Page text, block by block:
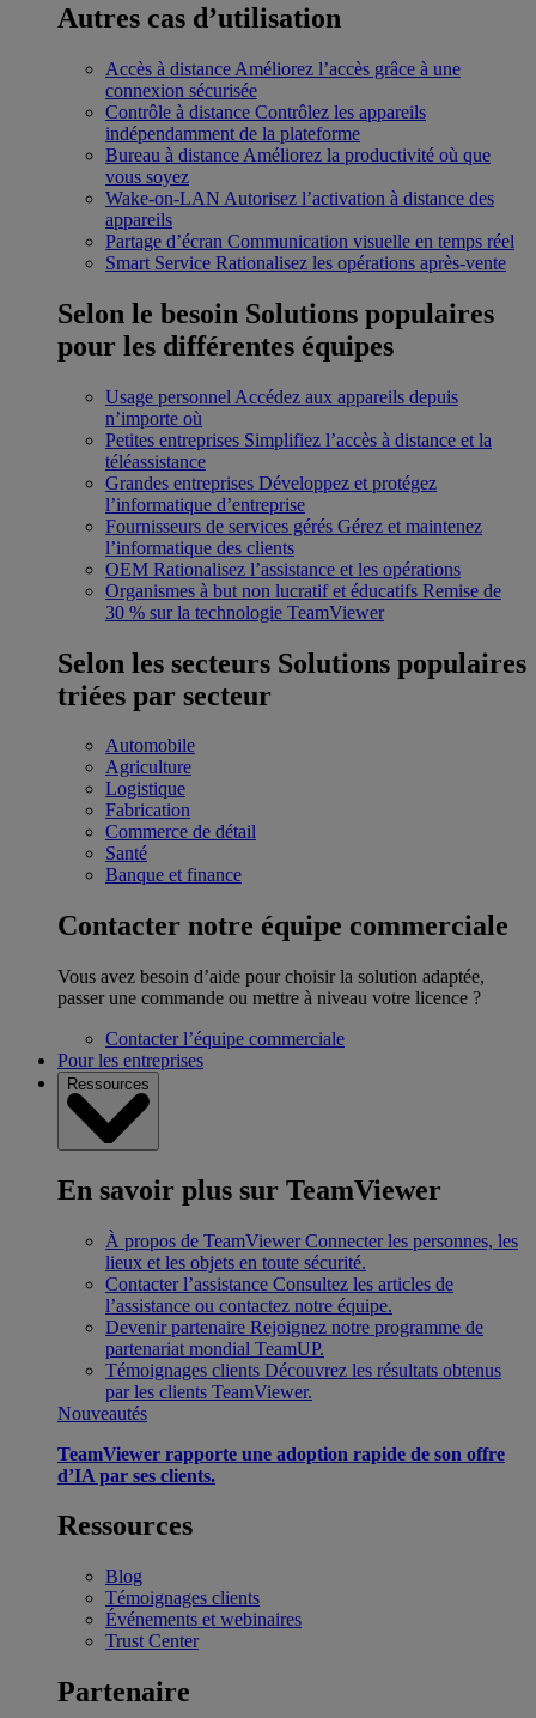
Autres cas d’utilisation
Accès à distance Améliorez l’accès grâce à une
connexion sécurisée
Contrôle à distance Contrôlez les appareils
indépendamment de la plateforme
Bureau à distance Améliorez la productivité où que
vous soyez
Wake-on-LAN Autorisez l’activation à distance des
appareils
Partage d’écran Communication visuelle en temps réel
Smart Service Rationalisez les opérations après-vente
Selon le besoin Solutions populaires
pour les différentes équipes
Usage personnel Accédez aux appareils depuis
n’importe où
Petites entreprises Simplifiez l’accès à distance et la
téléassistance
Grandes entreprises Développez et protégez
l’informatique d’entreprise
Fournisseurs de services gérés Gérez et maintenez
l’informatique des clients
OEM Rationalisez l’assistance et les opérations
Organismes à but non lucratif et éducatifs Remise de
30 % sur la technologie TeamViewer
Selon les secteurs Solutions populaires
triées par secteur
Automobile
Agriculture
Logistique
Fabrication
Commerce de détail
Santé
Banque et finance
Contacter notre équipe commerciale
Vous avez besoin d’aide pour choisir la solution adaptée,
passer une commande ou mettre à niveau votre licence ?
Contacter l’équipe commerciale
Pour les entreprises
Ressources
En savoir plus sur TeamViewer
À propos de TeamViewer Connecter les personnes, les
lieux et les objets en toute sécurité.
Contacter l’assistance Consultez les articles de
l’assistance ou contactez notre équipe.
Devenir partenaire Rejoignez notre programme de
partenariat mondial TeamUP.
Témoignages clients Découvrez les résultats obtenus
par les clients TeamViewer.
Nouveautés
TeamViewer rapporte une adoption rapide de son offre
d’IA par ses clients.
Ressources
Blog
Témoignages clients
Événements et webinaires
Trust Center
Partenaire